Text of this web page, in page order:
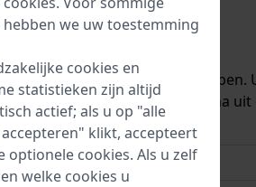
we het weer op voorraad
Het wordt onmiddellijk daarna
we uw toestemming
cookies en
statistieken zijn altijd
actief; als u op "alle
klikt, accepteert
optionele cookies. Als u zelf
welke cookies u